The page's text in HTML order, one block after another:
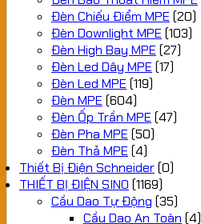
Đèn Chiếu Điểm MPE (20)
Đèn Downlight MPE (103)
Đèn High Bay MPE (27)
Đèn Led Dây MPE (17)
Đèn Led MPE (119)
Đèn MPE (604)
Đèn Ốp Trần MPE (47)
Đèn Pha MPE (50)
Đèn Thả MPE (4)
Thiết Bị Điện Schneider(0)
THIẾT BỊ ĐIỆN SINO (1169)
Cầu Dao Tự Động (35)
Cầu Dao An Toàn (4)